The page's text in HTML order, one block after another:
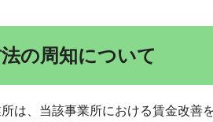
の周知について
は、当該事業所における賃金改善